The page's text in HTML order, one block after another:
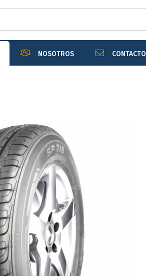
Enviar
NOSOTROS CONTACTO